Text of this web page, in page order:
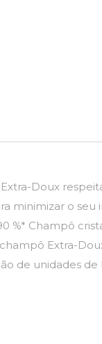
Doux
minimizar o
%* Champô
Extra-
de unidades de